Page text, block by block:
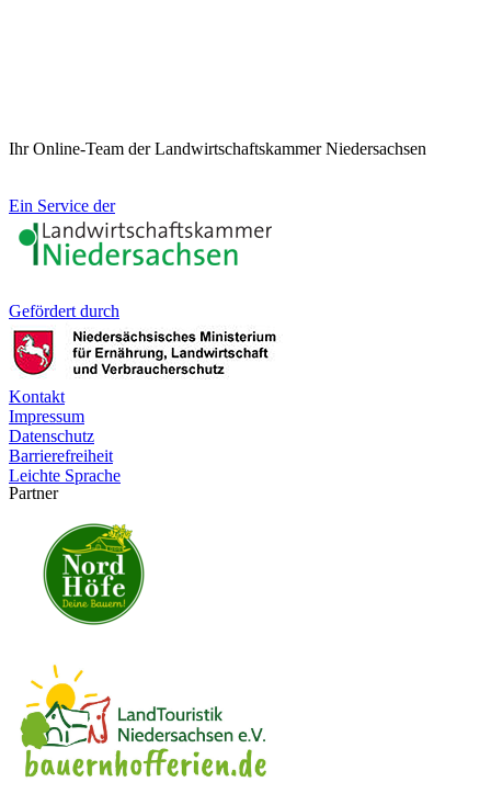
Ihr Online-Team der Landwirtschaftskammer Niedersachsen
Ein Service der
Gefördert durch
Kontakt
Impressum
Datenschutz
Barrierefreiheit
Leichte Sprache
Partner